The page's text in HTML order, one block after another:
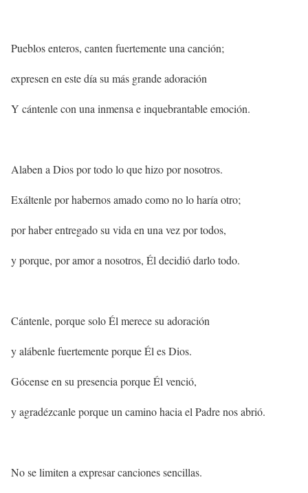
Pueblos enteros, canten fuertemente una canción;
expresen en este día su más grande adoración
Y cántenle con una inmensa e inquebrantable emoción.
Alaben a Dios por todo lo que hizo por nosotros.
Exáltenle por habernos amado como no lo haría otro;
por haber entregado su vida en una vez por todos,
y porque, por amor a nosotros, Él decidió darlo todo.
Cántenle, porque solo Él merece su adoración
y alábenle fuertemente porque Él es Dios.
Gócense en su presencia porque Él venció,
y agradézcanle porque un camino hacia el Padre nos abrió.
No se limiten a expresar canciones sencillas.